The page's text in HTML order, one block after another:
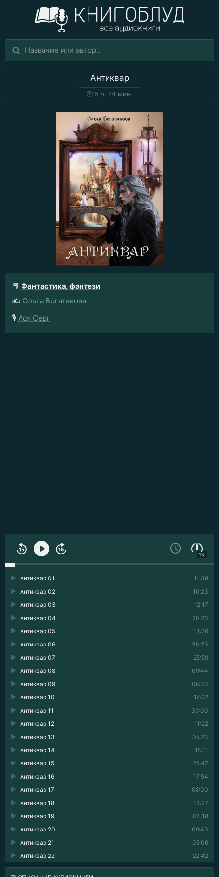
Антиквар
🕒 5 ч. 24 мин.
📕 Фантастика, фэнтези
✍️ Ольга Богатикова
🎙️ Ася Серг
1X
11:38
Антиквар 01
10:23
Антиквар 02
12:17
Антиквар 03
20:20
Антиквар 04
13:26
Антиквар 05
30:23
Антиквар 06
25:59
Антиквар 07
09:44
Антиквар 08
06:33
Антиквар 09
17:22
Антиквар 10
30:00
Антиквар 11
11:22
Антиквар 12
05:23
Антиквар 13
15:11
Антиквар 14
26:47
Антиквар 15
17:54
Антиквар 16
08:00
Антиквар 17
10:27
Антиквар 18
04:18
Антиквар 19
09:43
Антиквар 20
05:06
Антиквар 21
22:42
Антиквар 22